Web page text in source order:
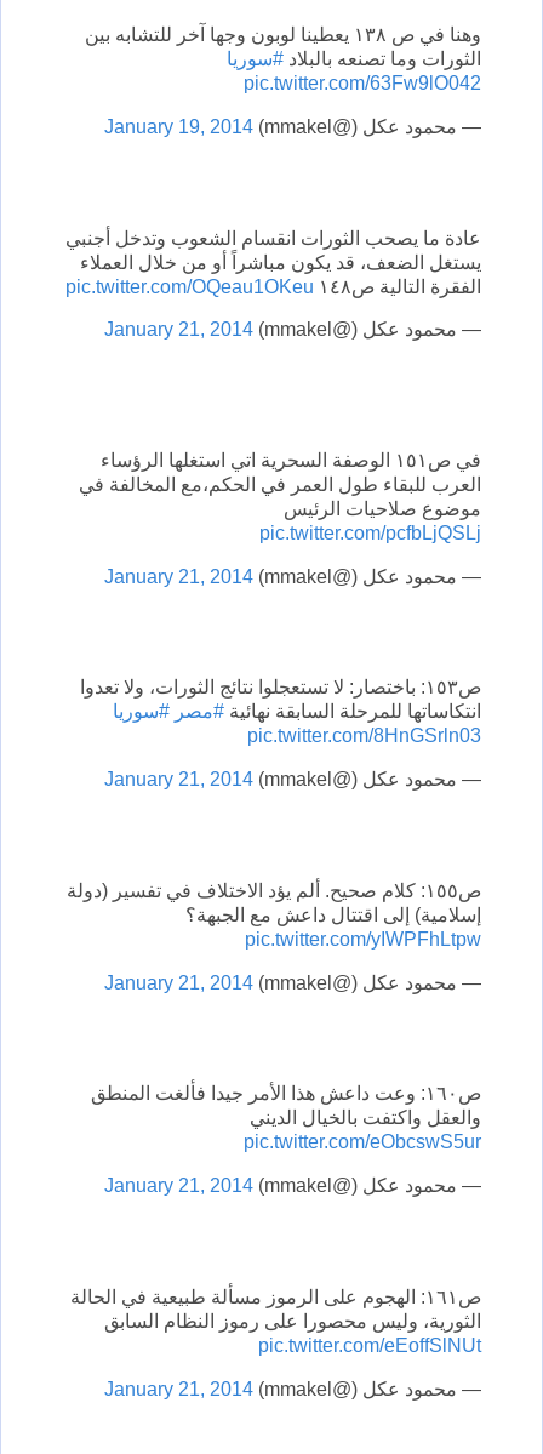
وهنا في ص ١٣٨ يعطينا لوبون وجها آخر للتشابه بين
الثورات وما تصنعه بالبلاد #سوريا
pic.twitter.com/63Fw9lO042
— محمود عكل (@mmakel) January 19, 2014
عادة ما يصحب الثورات انقسام الشعوب وتدخل أجنبي
يستغل الضعف، قد يكون مباشراً أو من خلال العملاء
الفقرة التالية ص١٤٨
pic.twitter.com/OQeau1OKeu
— محمود عكل (@mmakel) January 21, 2014
في ص١٥١ الوصفة السحرية اتي استغلها الرؤساء
العرب للبقاء طول العمر في الحكم،مع المخالفة في
موضوع صلاحيات الرئيس
pic.twitter.com/pcfbLjQSLj
— محمود عكل (@mmakel) January 21, 2014
ص١٥٣: باختصار: لا تستعجلوا نتائج الثورات، ولا تعدوا
انتكاساتها للمرحلة السابقة نهائية #مصر #سوريا
pic.twitter.com/8HnGSrln03
— محمود عكل (@mmakel) January 21, 2014
ص١٥٥: كلام صحيح. ألم يؤد الاختلاف في تفسير (دولة
إسلامية) إلى اقتتال داعش مع الجبهة؟
pic.twitter.com/yIWPFhLtpw
— محمود عكل (@mmakel) January 21, 2014
ص١٦٠: وعت داعش هذا الأمر جيدا فألغت المنطق
والعقل واكتفت بالخيال الديني
pic.twitter.com/eObcswS5ur
— محمود عكل (@mmakel) January 21, 2014
ص١٦١: الهجوم على الرموز مسألة طبيعية في الحالة
الثورية، وليس محصورا على رموز النظام السابق
pic.twitter.com/eEoffSlNUt
— محمود عكل (@mmakel) January 21, 2014